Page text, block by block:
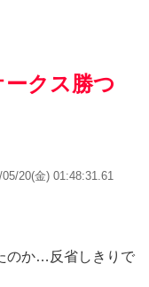
クス勝つ
05/20(金) 01:48:31.61
のか…反省しきりで